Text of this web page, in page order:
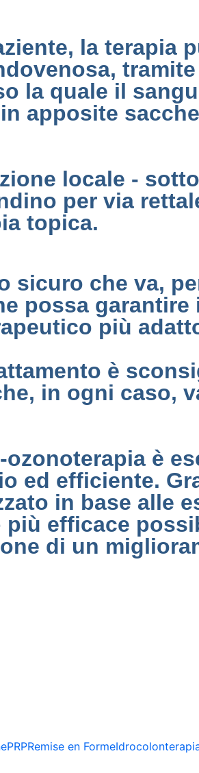
la terapia
la quale il
apposite
locale -
per via
topica.
sicuro che va,
possa
più
è
in ogni caso,
è
ed efficiente.
in base alle
efficace
di un
PRPRemise en Forme